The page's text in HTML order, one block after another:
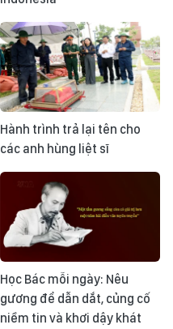
Hành trình trả lại tên cho
các anh hùng liệt sĩ
Học Bác mỗi ngày: Nêu
gương để dẫn dắt, củng cố
niềm tin và khơi dậy khát